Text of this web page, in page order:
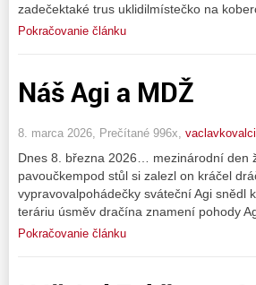
zadečektaké trus uklidilmístečko na
Pokračovanie článku
Náš Agi a MDŽ
8. marca 2026, Prečítané 996x,
Dnes 8. března 2026… mezinárodní den
pavoučkempod stůl si zalezl on kráčel
vypravovalpohádečky sváteční Agi snědl
teráriu úsměv dračína znamení pohody
Pokračovanie článku